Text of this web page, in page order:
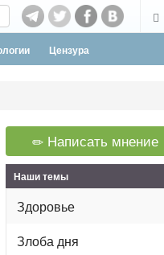
Цензура
Написать мнение
Наши темы
Здоровье
Злоба дня